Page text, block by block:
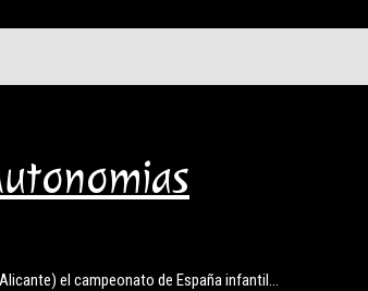
el campeonato de España infantil…